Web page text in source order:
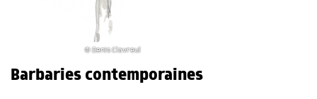
© Denis Clavreul
Barbaries contemporaines